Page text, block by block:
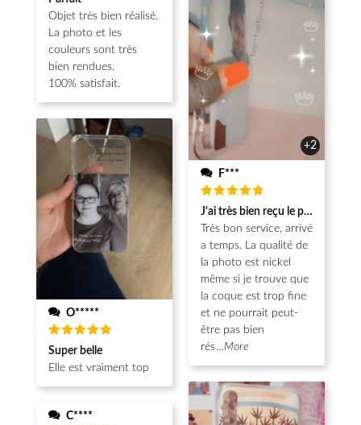
sur 5
Objet très bien réalisé.
La photo et les
couleurs sont très
bien rendues.
100% satisfait.
O*****
Note 5
sur 5
Super belle
Elle est vraiment top
C****
+2
F***
Note5
sur 5
J'ai très bien reçu le produit.
Très bon service, arrivé
a temps. La qualité de
la photo est nickel
même si je trouve que
la coque est trop fine
et ne pourrait peut-
être pas bien
rés...More